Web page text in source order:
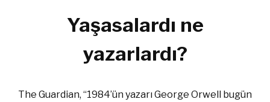
Yaşasalardı ne
yazarlardı?
The Guardian, “1984’ün yazarı George Orwell bugün